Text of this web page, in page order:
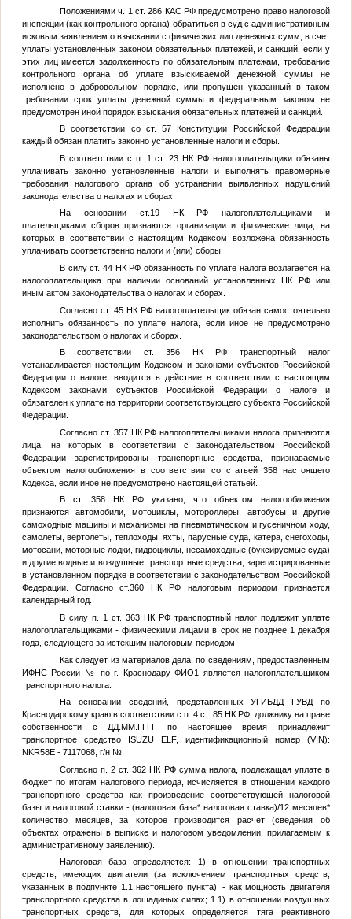
Положениями ч. 1 ст. 286 КАС РФ предусмотрено право налоговой
инспекции (как контрольного органа) обратиться в суд с административным
исковым заявлением о взыскании с физических лиц денежных сумм, в счет
уплаты установленных законом обязательных платежей, и санкций, если у
этих лиц имеется задолженность по обязательным платежам, требование
контрольного органа об уплате взыскиваемой денежной суммы не
исполнено в добровольном порядке, или пропущен указанный в таком
требовании срок уплаты денежной суммы и федеральным законом не
предусмотрен иной порядок взыскания обязательных платежей и санкций.
В соответствии со ст. 57 Конституции Российской Федерации
каждый обязан платить законно установленные налоги и сборы.
В соответствии с п. 1 ст. 23 НК РФ налогоплательщики обязаны
уплачивать законно установленные налоги и выполнять правомерные
требования налогового органа об устранении выявленных нарушений
законодательства о налогах и сборах.
На основании ст.19 НК РФ налогоплательщиками и
плательщиками сборов признаются организации и физические лица, на
которых в соответствии с настоящим Кодексом возложена обязанность
уплачивать соответственно налоги и (или) сборы.
В силу ст. 44 НК РФ обязанность по уплате налога возлагается на
налогоплательщика при наличии оснований установленных НК РФ или
иным актом законодательства о налогах и сборах.
Согласно ст. 45 НК РФ налогоплательщик обязан самостоятельно
исполнить обязанность по уплате налога, если иное не предусмотрено
законодательством о налогах и сборах.
В соответствии ст. 356 НК РФ транспортный налог
устанавливается настоящим Кодексом и законами субъектов Российской
Федерации о налоге, вводится в действие в соответствии с настоящим
Кодексом законами субъектов Российской Федерации о налоге и
обязателен к уплате на территории соответствующего субъекта Российской
Федерации.
Согласно ст. 357 НК РФ налогоплательщиками налога признаются
лица, на которых в соответствии с законодательством Российской
Федерации зарегистрированы транспортные средства, признаваемые
объектом налогообложения в соответствии со статьей 358 настоящего
Кодекса, если иное не предусмотрено настоящей статьей.
В ст. 358 НК РФ указано, что объектом налогообложения
признаются автомобили, мотоциклы, мотороллеры, автобусы и другие
самоходные машины и механизмы на пневматическом и гусеничном ходу,
самолеты, вертолеты, теплоходы, яхты, парусные суда, катера, снегоходы,
мотосани, моторные лодки, гидроциклы, несамоходные (буксируемые суда)
и другие водные и воздушные транспортные средства, зарегистрированные
в установленном порядке в соответствии с законодательством Российской
Федерации. Согласно ст.360 НК РФ налоговым периодом признается
календарный год.
В силу п. 1 ст. 363 НК РФ транспортный налог подлежит уплате
налогоплательщиками - физическими лицами в срок не позднее 1 декабря
года, следующего за истекшим налоговым периодом.
Как следует из материалов дела, по сведениям, предоставленным
ИФНС России № по г. КраснодаруФИО1
является налогоплательщиком
транспортного налога.
На основании сведений, представленных УГИБДД ГУВД по
Краснодарскому краю в соответствии с п. 4 ст. 85 НК РФ, должнику на праве
собственности с ДД.ММ.ГГГГ по настоящее время принадлежит
транспортное средство ISUZU ELF, идентификационный номер (VIN):
NKR58E - 7117068, г/н №.
Согласно п. 2 ст. 362 НК РФ сумма налога, подлежащая уплате в
бюджет по итогам налогового периода, исчисляется в отношении каждого
транспортного средства как произведение соответствующей налоговой
базы и налоговой ставки - (налоговая база* налоговая ставка)/12 месяцев*
количество месяцев, за которое производится расчет (сведения об
объектах отражены в выписке и налоговом уведомлении, прилагаемым к
административному заявлению).
Налоговая база определяется: 1) в отношении транспортных
средств, имеющих двигатели (за исключением транспортных средств,
указанных в подпункте 1.1 настоящего пункта), - как мощность двигателя
транспортного средства в лошадиных силах; 1.1) в отношении воздушных
транспортных средств, для которых определяется тяга реактивного